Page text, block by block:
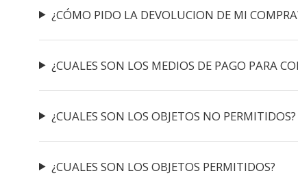
¿CÓMO PIDO LA DEVOLUCION DE MI
¿CUALES SON LOS MEDIOS DE PAGO PARA
¿CUALES SON LOS OBJETOS NO PERMITIDOS?
¿CUALES SON LOS OBJETOS PERMITIDOS?